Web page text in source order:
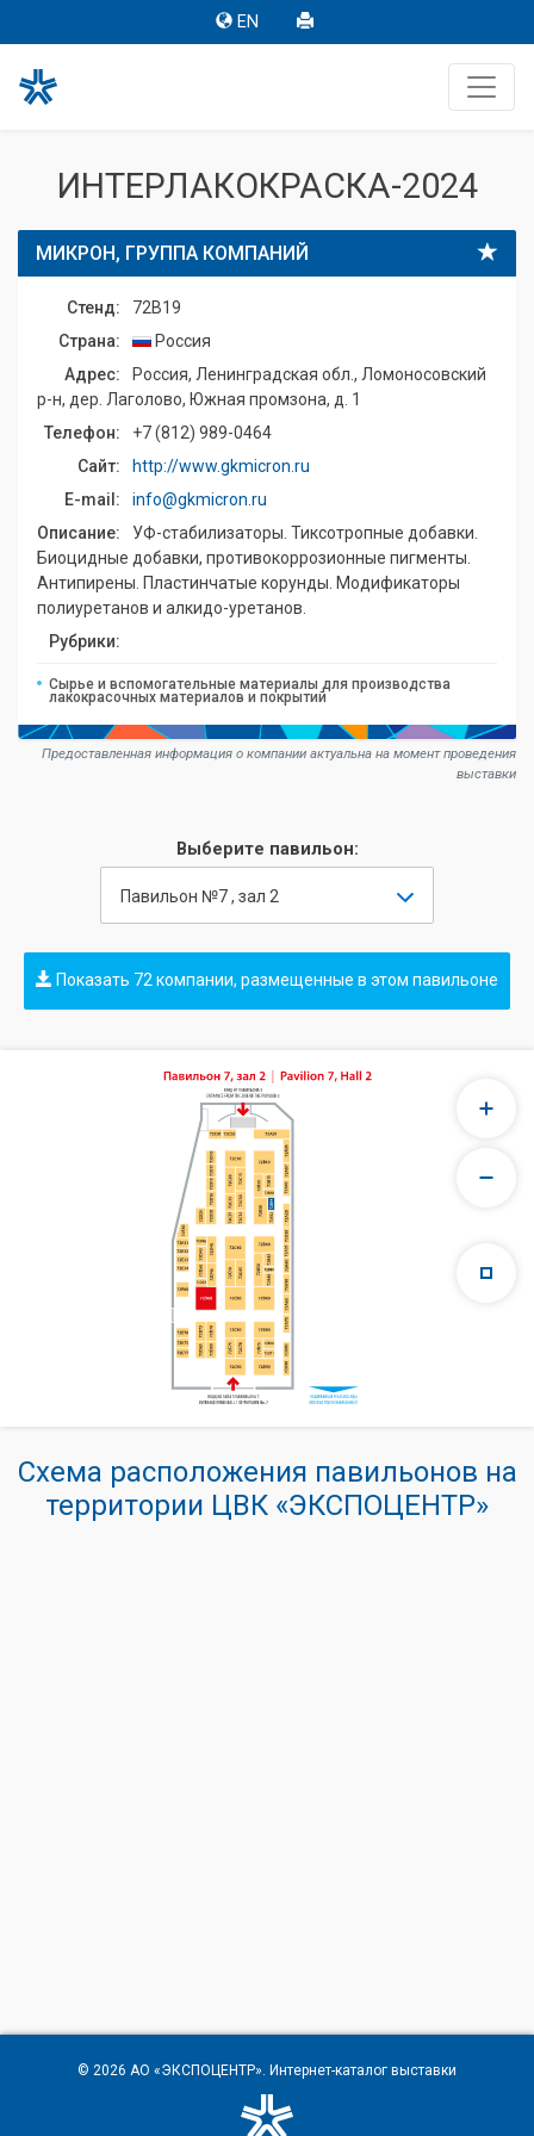
EN
ИНТЕРЛАКОКРАСКА-2024
МИКРОН, ГРУППА КОМПАНИЙ
Стенд:
72B19
Страна:
Россия
Адрес:
Россия, Ленинградская обл., Ломоносовский
р-н, дер. Лаголово, Южная промзона, д. 1
Телефон:
+7 (812) 989-0464
Сайт:
http://www.gkmicron.ru
E-mail:
info@gkmicron.ru
Описание:
УФ-стабилизаторы. Тиксотропные добавки.
Биоцидные добавки, противокоррозионные пигменты.
Антипирены. Пластинчатые корунды. Модификаторы
полиуретанов и алкидо-уретанов.
Рубрики:
Сырье и вспомогательные материалы для производства
лакокрасочных материалов и покрытий
Предоставленная информация о компании актуальна на момент проведения
выставки
Выберите павильон:
Павильон №7 , зал 2
Показать 72 компании, размещенные в этом павильоне
Схема расположения павильонов на
территории ЦВК «ЭКСПОЦЕНТР»
© 2026 АО «ЭКСПОЦЕНТР». Интернет-каталог выставки